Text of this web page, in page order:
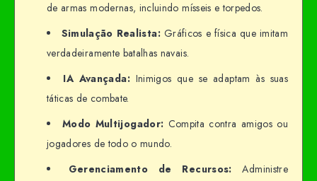
de armas modernas, incluindo mísseis e torpedos.
Simulação Realista:Gráficos e física que imitam
verdadeiramente batalhas navais.
IA Avançada:Inimigos que se adaptam às suas
táticas de combate.
Modo Multijogador: Compita contra amigos ou
jogadores de todo o mundo.
Gerenciamento de Recursos: Administre